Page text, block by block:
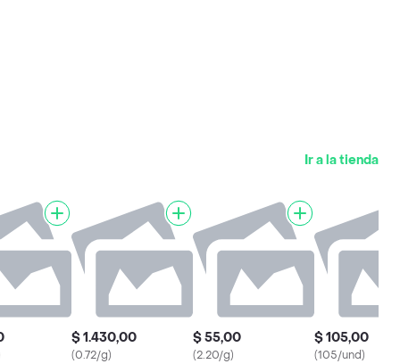
Ir a la tienda
$ 1.430,00
(0.72/g)
$ 55,00
(2.20/g)
$ 105,00
(105/und)